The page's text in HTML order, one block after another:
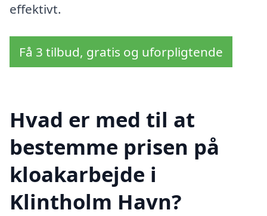
effektivt.
Få 3 tilbud, gratis og uforpligtende
Hvad er med til at
bestemme prisen på
kloakarbejde i
Klintholm Havn?